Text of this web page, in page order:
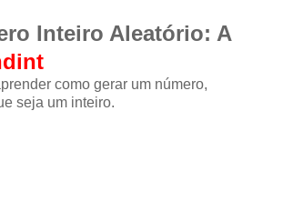
Inteiro Aleatório: A
como gerar um número,
seja um inteiro.